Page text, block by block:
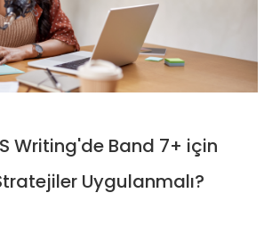
Writing'de Band 7+ için
Uygulanmalı?